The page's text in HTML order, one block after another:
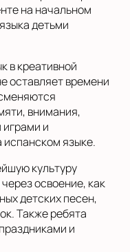
на начальном
детьми
в креативной
оставляет времени
внимания,
и
испанском языке.
культуру
освоение, как
детских песен,
Также ребята
и